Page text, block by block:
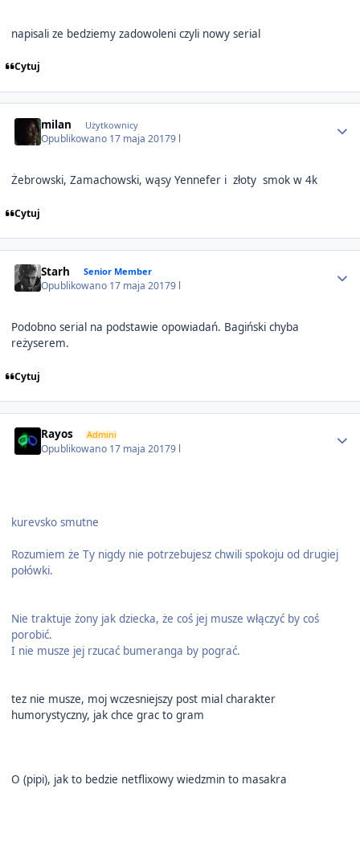
napisali ze bedziemy zadowoleni czyli nowy serial
Cytuj
milan Użytkownicy
Opublikowano 17 maja 20179 l
Żebrowski, Zamachowski, wąsy Yennefer i złoty smok w 4k
Cytuj
Starh Senior Member
Opublikowano 17 maja 20179 l
Podobno serial na podstawie opowiadań. Bagiński chyba
reżyserem.
Cytuj
Rayos Admini
Opublikowano 17 maja 20179 l
kurevsko smutne
Rozumiem że Ty nigdy nie potrzebujesz chwili spokoju od drugiej
połówki.
Nie traktuje żony jak dziecka, że coś jej musze włączyć by coś
porobić.
I nie musze jej rzucać bumeranga by pograć.
tez nie musze, moj wczesniejszy post mial charakter
humorystyczny, jak chce grac to gram
O (pipi), jak to bedzie netflixowy wiedzmin to masakra